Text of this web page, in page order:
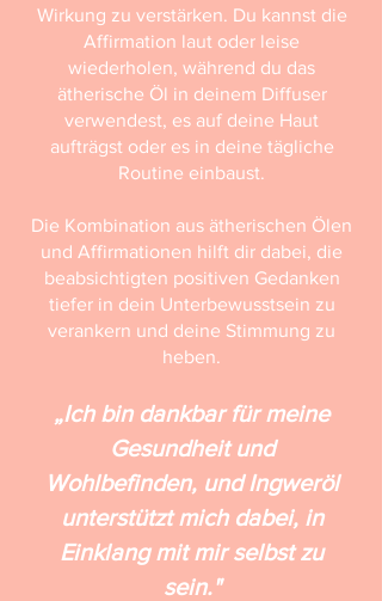
Wirkung zu verstärken. Du kannst die
Affirmation laut oder leise
wiederholen, während du das
ätherische Öl in deinem Diffuser
verwendest, es auf deine Haut
aufträgst oder es in deine tägliche
Routine einbaust.
Die Kombination aus ätherischen Ölen
und Affirmationen hilft dir dabei, die
beabsichtigten positiven Gedanken
tiefer in dein Unterbewusstsein zu
verankern und deine Stimmung zu
heben.
„Ich bin dankbar für meine
Gesundheit und
Wohlbefinden, und Ingweröl
unterstützt mich dabei, in
Einklang mit mir selbst zu
sein."